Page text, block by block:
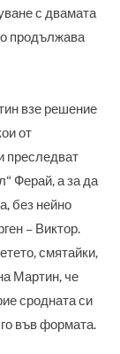
с двамата
продължава
взе решение
от
преследват
Ферай, а за да
без нейно
– Виктор.
смятайки,
Мартин, че
сродната си
във формата.